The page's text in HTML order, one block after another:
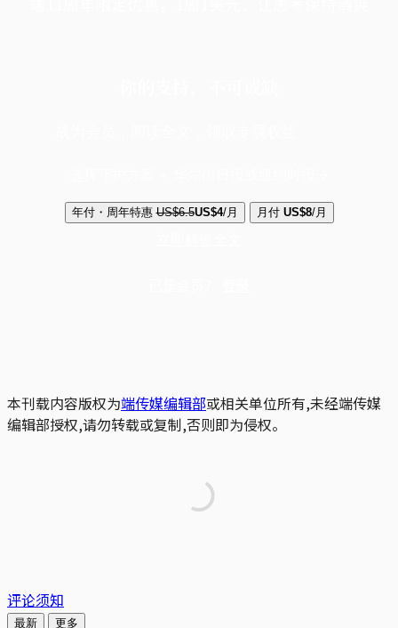
年付・周年特惠 US$6.5US$4/月 月付 US$8/月
本刊载内容版权为端传媒编辑部或相关单位所有,未经端传媒
编辑部授权,请勿转载或复制,否则即为侵权。
评论须知
最新 更多